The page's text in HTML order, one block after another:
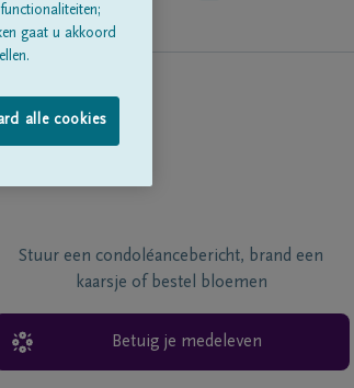
Stuur een condoléancebericht, brand een
kaarsje of bestel bloemen
Betuig je medeleven
gaat u akkoord
alle cookies